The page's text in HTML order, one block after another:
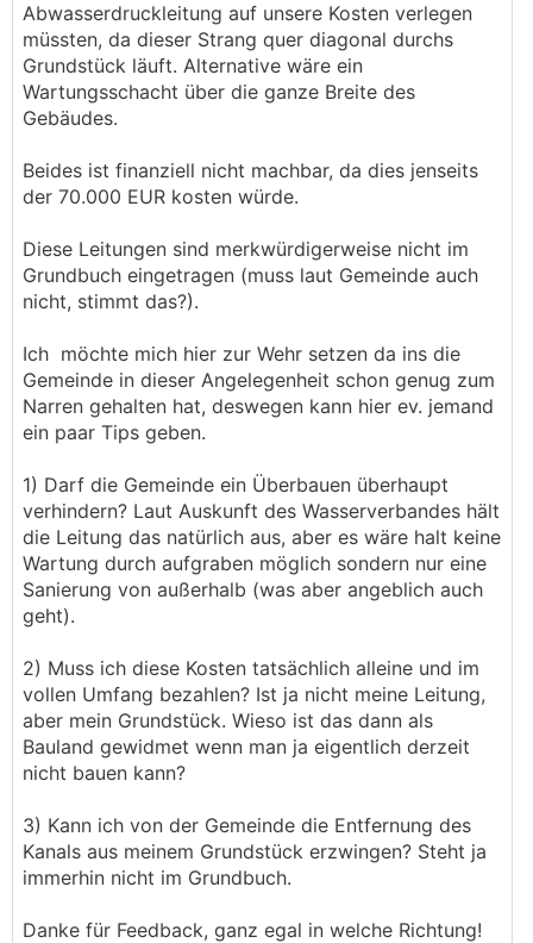
Abwasserdruckleitung auf unsere Kosten verlegen
müssten, da dieser Strang quer diagonal durchs
Grundstück läuft. Alternative wäre ein
Wartungsschacht über die ganze Breite des
Gebäudes.
Beides ist finanziell nicht machbar, da dies jenseits
der 70.000 EUR kosten würde.
Diese Leitungen sind merkwürdigerweise nicht im
Grundbuch eingetragen (muss laut Gemeinde auch
nicht, stimmt das?).
Ich möchte mich hier zur Wehr setzen da ins die
Gemeinde in dieser Angelegenheit schon genug zum
Narren gehalten hat, deswegen kann hier ev. jemand
ein paar Tips geben.
1) Darf die Gemeinde ein Überbauen überhaupt
verhindern? Laut Auskunft des Wasserverbandes hält
die Leitung das natürlich aus, aber es wäre halt keine
Wartung durch aufgraben möglich sondern nur eine
Sanierung von außerhalb (was aber angeblich auch
geht).
2) Muss ich diese Kosten tatsächlich alleine und im
vollen Umfang bezahlen? Ist ja nicht meine Leitung,
aber mein Grundstück. Wieso ist das dann als
Bauland gewidmet wenn man ja eigentlich derzeit
nicht bauen kann?
3) Kann ich von der Gemeinde die Entfernung des
Kanals aus meinem Grundstück erzwingen? Steht ja
immerhin nicht im Grundbuch.
Danke für Feedback, ganz egal in welche Richtung!